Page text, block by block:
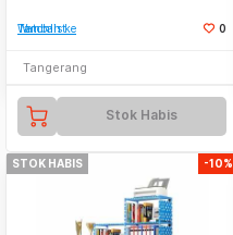
Tambah ke Watchlist 0
Tangerang
Stok Habis
STOK HABIS -10%